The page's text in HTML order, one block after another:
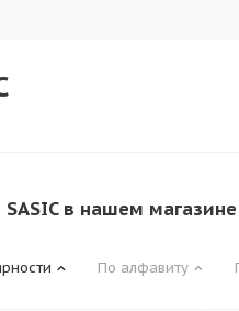
в нашем магазине
По алфавиту